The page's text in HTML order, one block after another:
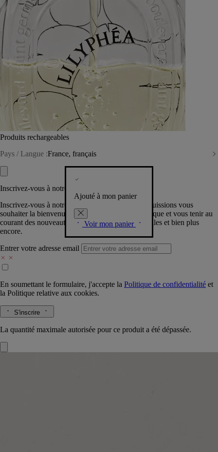
Produits rechargeables
Pays / Langue :France, français
Ajouté à mon panier
Voir mon panier
Inscrivez-vous à notre Newsletter
Inscrivez-vous à notre newsletter pour que nous puissions vous
souhaiter la bienvenue dans la communauté Diptyque et vous tenir au
courant des nouveautés, événements, offres spéciales et bien plus
encore.
Entrer votre adresse email
En soumettant le formulaire, j'accepte la Politique de confidentialité et
la Politique relative aux cookies.
S'inscrire
La quantité maximale autorisée pour ce produit a été dépassée.